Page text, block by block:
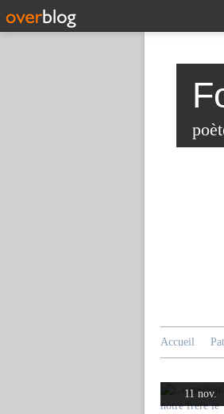
Accueil
11 nov.